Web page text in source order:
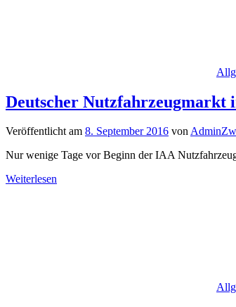
Deutscher Nutzfahrzeugmarkt
Veröffentlicht am 8. September 2016 von
Nur wenige Tage vor Beginn der IAA
Weiterlesen